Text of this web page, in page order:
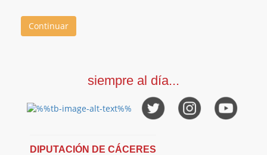
Continuar
siempre al día...
DIPUTACIÓN DE CÁCERES